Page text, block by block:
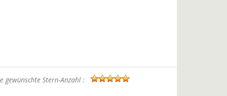
gewünschte Stern-Anzahl :